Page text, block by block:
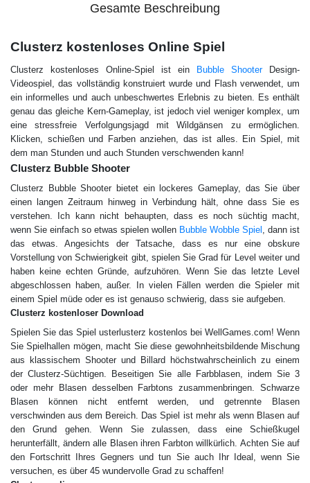
Gesamte Beschreibung
Сlusterz kostenloses Online Spiel
Сlusterz kostenloses Online-Spiel ist ein Bubble ShooterDesign-
Videospiel, das vollständig konstruiert wurde und Flash verwendet, um
ein informelles und auch unbeschwertes Erlebnis zu bieten. Es enthält
genau das gleiche Kern-Gameplay, ist jedoch viel weniger komplex, um
eine stressfreie Verfolgungsjagd mit Wildgänsen zu ermöglichen.
Klicken, schießen und Farben anziehen, das ist alles. Ein Spiel, mit
dem man Stunden und auch Stunden verschwenden kann!
Сlusterz Bubble Shooter
Сlusterz Bubble Shooter bietet ein lockeres Gameplay, das Sie über
einen langen Zeitraum hinweg in Verbindung hält, ohne dass Sie es
verstehen. Ich kann nicht behaupten, dass es noch süchtig macht,
wenn Sie einfach so etwas spielen wollen Bubble Wobble Spiel
, dann ist
das etwas. Angesichts der Tatsache, dass es nur eine obskure
Vorstellung von Schwierigkeit gibt, spielen Sie Grad für Level weiter und
haben keine echten Gründe, aufzuhören. Wenn Sie das letzte Level
abgeschlossen haben, außer. In vielen Fällen werden die Spieler mit
einem Spiel müde oder es ist genauso schwierig, dass sie aufgeben.
Сlusterz kostenloser Download
Spielen Sie das Spiel usterlusterz kostenlos bei WellGames.com! Wenn
Sie Spielhallen mögen, macht Sie diese gewohnheitsbildende Mischung
aus klassischem Shooter und Billard höchstwahrscheinlich zu einem
der Clusterz-Süchtigen. Beseitigen Sie alle Farbblasen, indem Sie 3
oder mehr Blasen desselben Farbtons zusammenbringen. Schwarze
Blasen können nicht entfernt werden, und getrennte Blasen
verschwinden aus dem Bereich. Das Spiel ist mehr als wenn Blasen auf
den Grund gehen. Wenn Sie zulassen, dass eine Schießkugel
herunterfällt, ändern alle Blasen ihren Farbton willkürlich. Achten Sie auf
den Fortschritt Ihres Gegners und tun Sie auch Ihr Ideal, wenn Sie
versuchen, es über 45 wundervolle Grad zu schaffen!